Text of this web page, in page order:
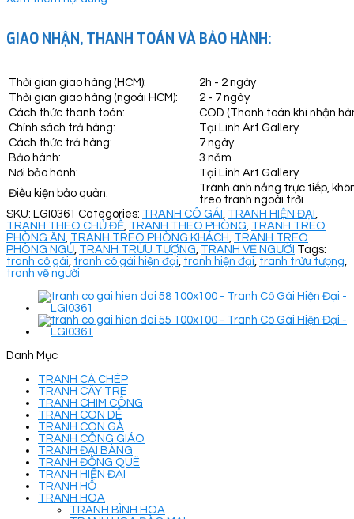
GIAO NHẬN, THANH TOÁN VÀ BẢO HÀNH:
Thời gian giao hàng (HCM):
2h - 2 ngày
Thời gian giao hàng (ngoài HCM):
2 - 7 ngày
Cách thức thanh toán:
COD (Thanh toán khi nhận
Chính sách trả hàng:
Tại Linh Art Gallery
Cách thức trả hàng:
7 ngày
Bảo hành:
3 năm
Nơi bảo hành:
Tại Linh Art Gallery
Điều kiện bảo quản:
Tránh ánh nắng trực tiếp,
treo tranh ngoài trời
SKU: LGI0361 Categories: TRANH CÔ GÁI TRANH HIỆN ĐẠI
TRANH THEO CHỦ ĐỀ TRANH THEO PHÒNG TRANH TREO
PHÒNG ĂN TRANH TREO PHÒNG KHÁCH TRANH TREO
PHÒNG NGỦ TRANH TRỪU TƯỢNG TRANH VẼ NGƯỜI Tags:
tranh cô gái tranh cô gái hiện đại tranh hiện đại tranh trừu tượng
tranh vẽ người
Danh Mục
TRANH CÁ CHÉP
TRANH CÂY TRE
TRANH CHIM CÔNG
TRANH CON DÊ
TRANH CON GÀ
TRANH CÔNG GIÁO
TRANH ĐẠI BÀNG
TRANH ĐỒNG QUÊ
TRANH HIỆN ĐẠI
TRANH HỔ
TRANH HOA
TRANH BÌNH HOA